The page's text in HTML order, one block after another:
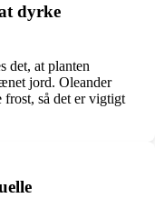
dyrke
det, at planten
jord. Oleander
så det er vigtigt